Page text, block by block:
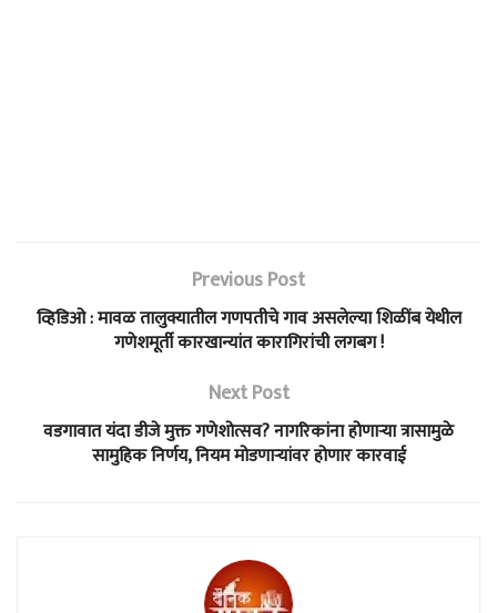
Previous Post
व्हिडिओ : मावळ तालुक्यातील गणपतीचे गाव असलेल्या शिळींब येथील
गणेशमूर्ती कारखान्यांत कारागिरांची लगबग !
Next Post
वडगावात यंदा डीजे मुक्त गणेशोत्सव? नागरिकांना होणाऱ्या त्रासामुळे
सामुहिक निर्णय, नियम मोडणाऱ्यांवर होणार कारवाई